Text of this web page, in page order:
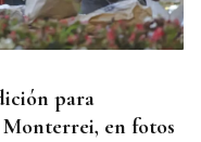
para
en fotos